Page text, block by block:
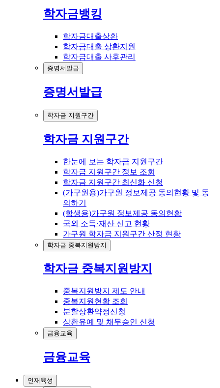
학자금뱅킹
학자금대출상환
학자금대출 상환지원
학자금대출 사후관리
증명서발급
증명서발급
학자금 지원구간
학자금 지원구간
한눈에 보는 학자금 지원구간
학자금 지원구간 정보 조회
학자금 지원구간 최신화 신청
(가구원용)가구원 정보제공 동의현황 및 동
의하기
(학생용)가구원 정보제공 동의현황
국외 소득·재산 신고 현황
가구원 학자금 지원구간 산정 현황
학자금 중복지원방지
학자금 중복지원방지
중복지원방지 제도 안내
중복지원현황 조회
분할상환약정신청
상환유예 및 채무승인 신청
금융교육
금융교육
인재육성